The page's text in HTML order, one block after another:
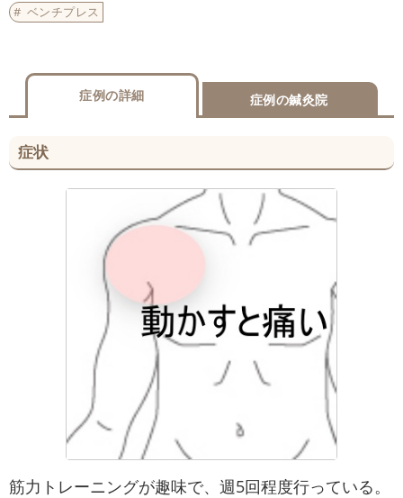
ベンチプレス
症例の詳細 症例の鍼灸院
症状
筋力トレーニングが趣味で、週5回程度行っている。